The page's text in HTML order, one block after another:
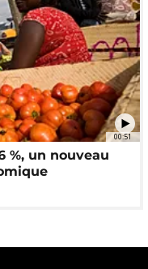
00:51
%, un nouveau